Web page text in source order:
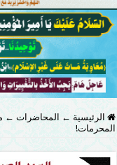
الرئيسية ← المحاضرات ←
المحرمات!